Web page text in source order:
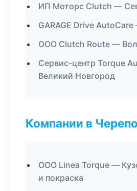
ИП Моторс Clutch —
GARAGE Drive
ООО Clutch Route —
Сервис-центр Torque
Великий Новгород
Компании в
ООО Linea Torque —
и покраска